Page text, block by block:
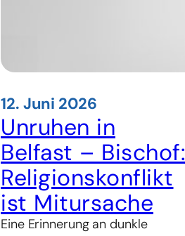
12. Juni 2026
Unruhen in
Belfast – Bischof:
Religionskonflikt
ist Mitursache
Eine Erinnerung an dunkle